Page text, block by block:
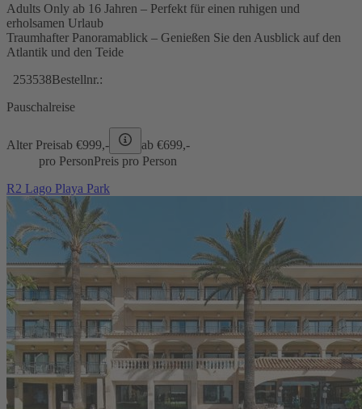
Adults Only ab 16 Jahren – Perfekt für einen ruhigen und
erholsamen Urlaub
Traumhafter Panoramablick – Genießen Sie den Ausblick auf den
Atlantik und den Teide
253538Bestellnr.:
Pauschalreise
Alter Preisab €999,- ab €699,-
pro PersonPreis pro Person
R2 Lago Playa Park